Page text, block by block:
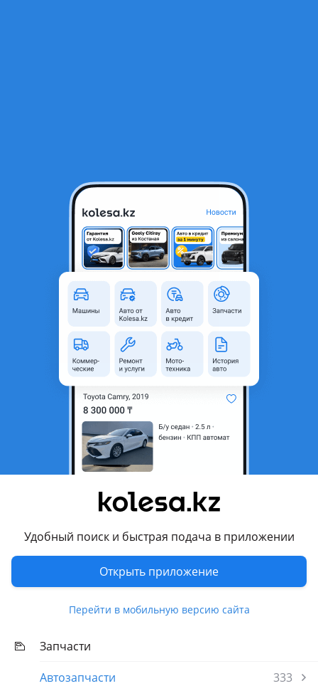
Удобный поиск и быстрая подача в приложении
Открыть приложение
Перейти в мобильную версию сайта
Трубка на заднюю печку delica булка
Алматы, Алматинская
область
Б/y
Есть доставка
Да
Комментарий продавца
Трубки на заднюю печку delica булка
Цену и наличие уточняйте по телефону!
JapanAutoKz
Машины
Легковые
Запчасти
Автозапчасти
333